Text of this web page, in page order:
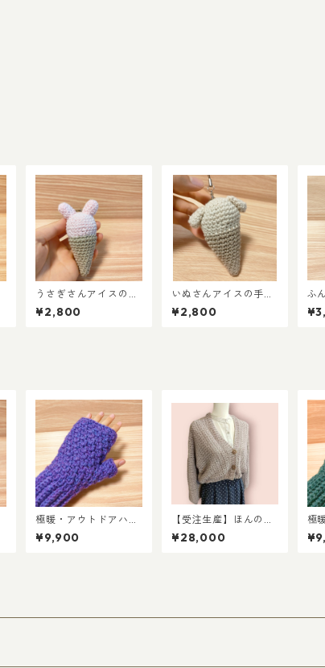
うさぎさんアイスの手
編みストラップ（あみ
ぐるみ）
¥2,800
いぬさんアイスの手編
みストラップ（あみぐ
るみ）
¥2,800
ふ
～
貨
極暖・アウトドアハン
ドウォーマー／グレー
プパープル
¥9,900
【受注生産】ほんのり
桜色＊ふわっと羽織る
ふわさらショートカー
¥28,000
極
ド
ル